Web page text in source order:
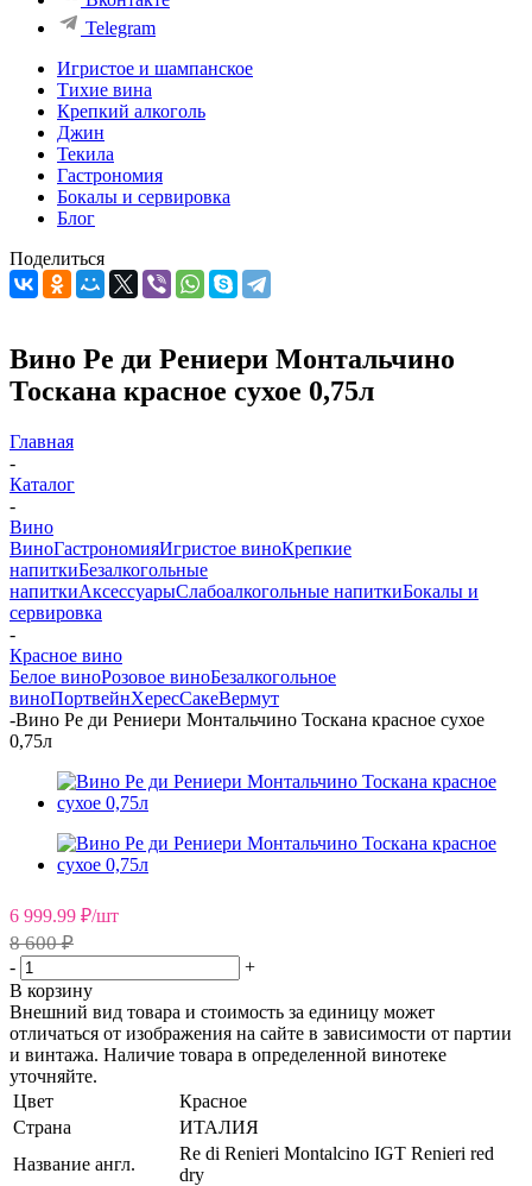
Telegram
Игристое и шампанское
Тихие вина
Крепкий алкоголь
Джин
Текила
Гастрономия
Бокалы и сервировка
Блог
Поделиться
Вино Ре ди Рениери Монтальчино
Тоскана красное сухое 0,75л
Главная
-
Каталог
-
Вино
ВиноГастрономияИгристое виноКрепкие
напиткиБезалкогольные
напиткиАксессуарыСлабоалкогольные напиткиБокалы и
сервировка
-
Красное вино
Белое виноРозовое виноБезалкогольное
виноПортвейнХересСакеВермут
-Вино Ре ди Рениери Монтальчино Тоскана красное сухое
0,75л
6 999.99 ₽/шт
8 600 ₽
-
+
В корзину
Внешний вид товара и стоимость за единицу может
отличаться от изображения на сайте в зависимости от партии
и винтажа. Наличие товара в определенной винотеке
уточняйте.
Цвет
Красное
Страна
ИТАЛИЯ
Название англ.
Re di Renieri Montalcino IGT Renieri red
dry